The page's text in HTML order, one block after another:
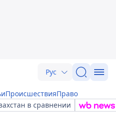
Рус
ПроисшествияПраво
в сравнении